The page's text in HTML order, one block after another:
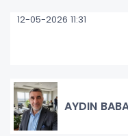
12-05-2026 11:31
AYDIN